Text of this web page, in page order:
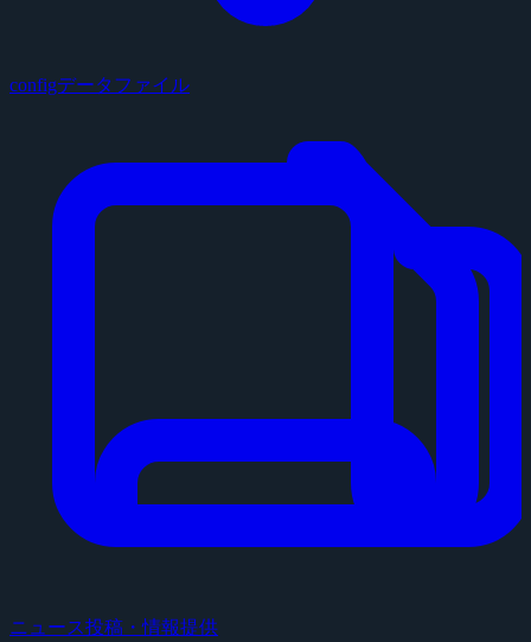
configデータファイル
ニュース投稿・情報提供